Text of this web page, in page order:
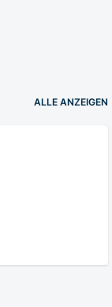
ALLE ANZEIGEN